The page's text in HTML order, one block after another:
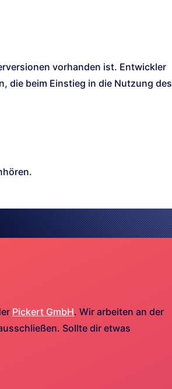
vorhanden ist. Entwickler
die beim Einstieg in die Nutzung des
Pickert GmbH. Wir arbeiten an der
Sollte dir etwas